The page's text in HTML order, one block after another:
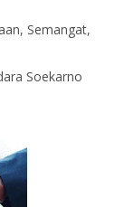
Semangat,
Soekarno